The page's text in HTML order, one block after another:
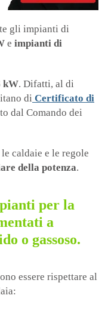
gli impianti di
e impianti di
kW. Difatti, al di
di Certificato di
dal Comando dei
caldaie e le regole
della potenza.
per la
a
o gassoso.
essere rispettare al